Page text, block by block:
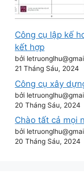
Công cụ lập kế
kết hợp
bởi
21 Tháng Sáu, 2024
Công cụ xây
bởi
20 Tháng Sáu, 2024
Chào tất cả mọi
bởi
20 Tháng Sáu, 2024